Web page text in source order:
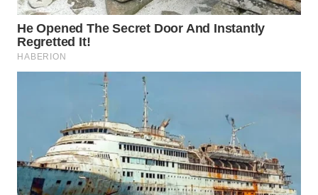
BOGOR
WN
DEPOK
UTARA
WN
SAMOSIR